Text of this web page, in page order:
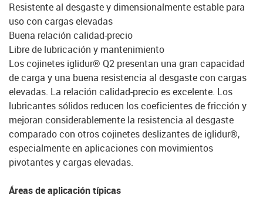
Resistente al desgaste y dimensionalmente estable para
uso con cargas elevadas
Buena relación calidad-precio
Libre de lubricación y mantenimiento
Los cojinetes iglidur® Q2 presentan una gran capacidad
de carga y una buena resistencia al desgaste con cargas
elevadas. La relación calidad-precio es excelente. Los
lubricantes sólidos reducen los coeficientes de fricción y
mejoran considerablemente la resistencia al desgaste
comparado con otros cojinetes deslizantes de iglidur®,
especialmente en aplicaciones con movimientos
pivotantes y cargas elevadas.
Áreas de aplicación típicas